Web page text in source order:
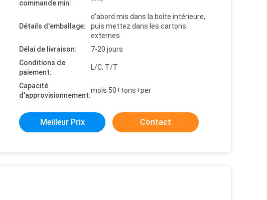
commande min:
Détails d'emballage:
d'abord mis dans la boîte intérieure,
puis mettez dans les cartons
externes
Délai de livraison:
7-20 jours
Conditions de
paiement:
L/C, T/T
Capacité
d'approvisionnement:
mois 50+tons+per
Meilleur Prix Contact